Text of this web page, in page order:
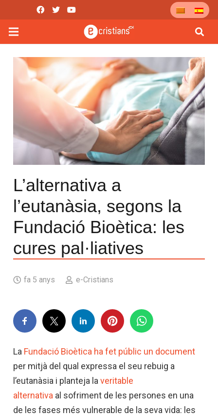
L’alternativa a
l’eutanàsia, segons la
Fundació Bioètica: les
cures pal·liatives
fa 5 anys e-Cristians
La Fundació Bioètica ha fet públic un document
per mitjà del qual expressa el seu rebuig a
l’eutanàsia i planteja laveritable
alternativa al sofriment de les persones en una
de les fases més vulnerable de la seva vida: les